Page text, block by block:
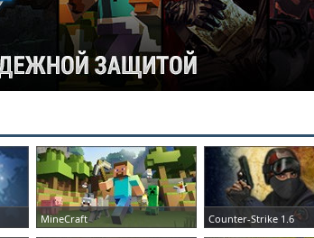
MineCraft
Counter-Strike 1.6